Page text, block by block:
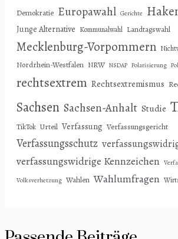
Demokratie Europawahl Gerichte
Junge Alternative Kommunalwahl Landtagswahl
Mecklenburg-Vorpommern
Nordrhein-Westfalen NRW NSDAP Polarisierung
rechtsextrem Rechtsextremismus
Sachsen Sachsen-Anhalt Studie
TikTok Urteil Verfassung Verfassungsgericht
Verfassungsschutz
verfassungswidrige Kennzeichen
Volksverhetzung Wahlen Wahlumfragen